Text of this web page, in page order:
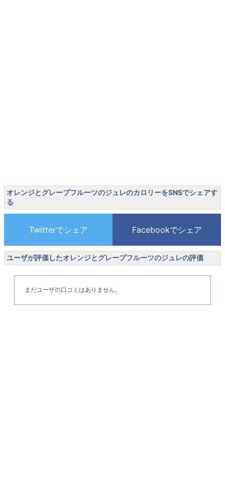
オレンジとグレープフルーツのジュレのカロリーをSNSでシェアす
る
ユーザが評価したオレンジとグレープフルーツのジュレの評価
まだユーザの口コミはありません。